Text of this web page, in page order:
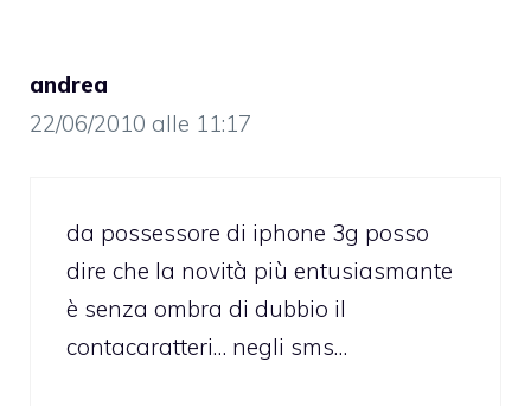
andrea
22/06/2010 alle 11:17
da possessore di iphone 3g posso
dire che la novità più entusiasmante
è senza ombra di dubbio il
contacaratteri… negli sms…